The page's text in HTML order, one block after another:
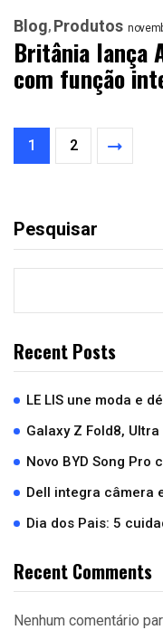
Blog Produtos
Britânia lança
com função
1 2
Pesquisar
Recent Posts
LE LIS une moda e
Galaxy Z Fold8,
Novo BYD Song Pro
Dell integra câmera
Dia dos Pais: 5
Recent Comments
Nenhum comentário